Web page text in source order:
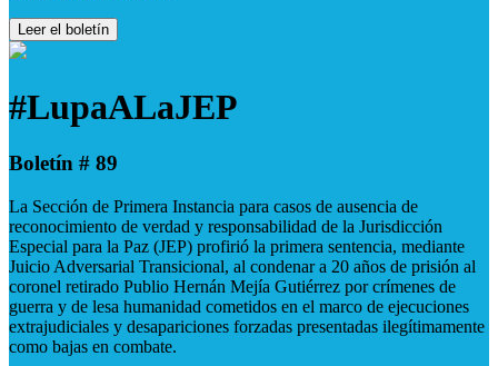
Leer el boletín
#LupaALaJEP
Boletín # 89
La Sección de Primera Instancia para casos de ausencia de
reconocimiento de verdad y responsabilidad de la Jurisdicción
Especial para la Paz (JEP) profirió la primera sentencia, mediante
Juicio Adversarial Transicional, al condenar a 20 años de prisión al
coronel retirado Publio Hernán Mejía Gutiérrez por crímenes de
guerra y de lesa humanidad cometidos en el marco de ejecuciones
extrajudiciales y desapariciones forzadas presentadas ilegítimamente
como bajas en combate.